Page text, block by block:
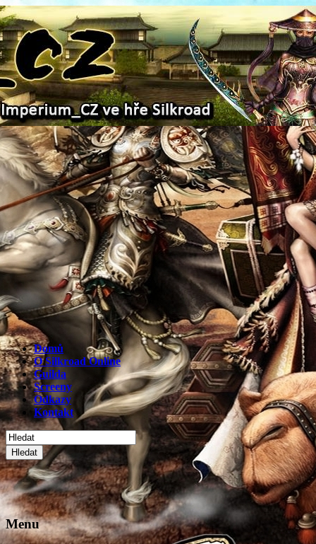
Domů
O Silkroad Online
Guilda
Screeny
Odkazy
Kontakt
Hledat
Menu